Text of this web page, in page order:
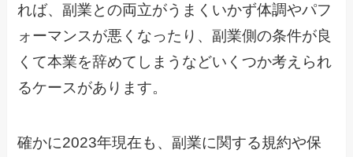
れば、副業との両立がうまくいかず体調やパフ
ォーマンスが悪くなったり、副業側の条件が良
くて本業を辞めてしまうなどいくつか考えられ
るケースがあります。
確かに2023年現在も、副業に関する規約や保